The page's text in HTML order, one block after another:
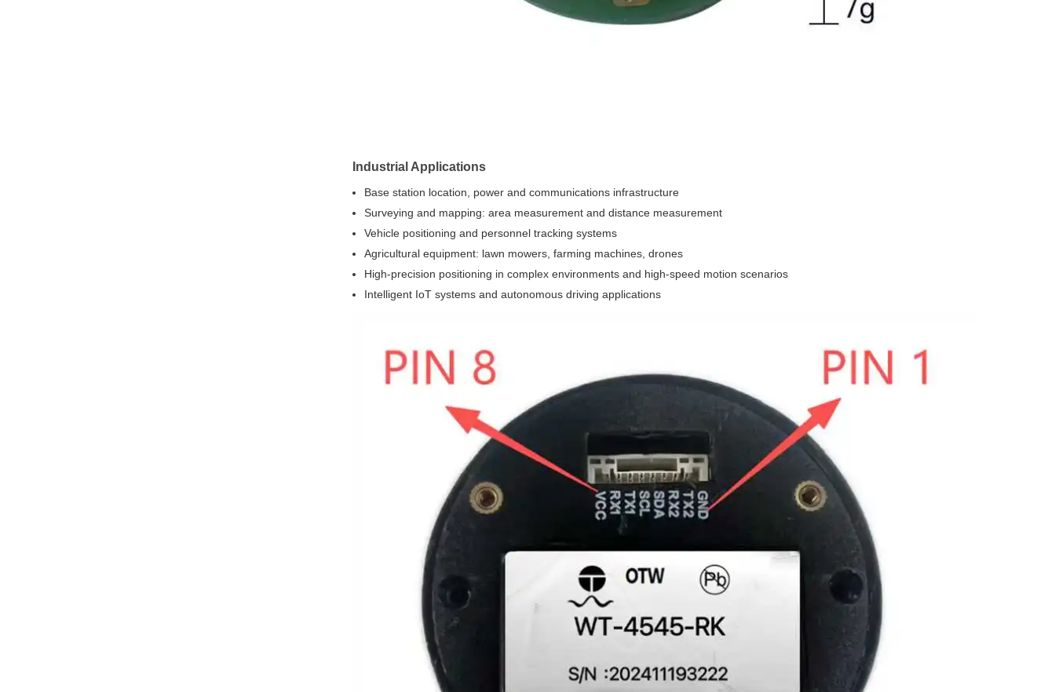
Industrial Applications
Base station location, power and communications infrastructure
Surveying and mapping: area measurement and distance measurement
Vehicle positioning and personnel tracking systems
Agricultural equipment: lawn mowers, farming machines, drones
High-precision positioning in complex environments and high-speed motion scenarios
Intelligent IoT systems and autonomous driving applications